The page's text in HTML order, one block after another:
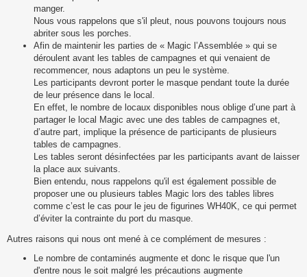
manger.
Nous vous rappelons que s'il pleut, nous pouvons toujours nous
abriter sous les porches.
Afin de maintenir les parties de « Magic l’Assemblée » qui se
déroulent avant les tables de campagnes et qui venaient de
recommencer, nous adaptons un peu le système.
Les participants devront porter le masque pendant toute la durée
de leur présence dans le local.
En effet, le nombre de locaux disponibles nous oblige d’une part à
partager le local Magic avec une des tables de campagnes et,
d’autre part, implique la présence de participants de plusieurs
tables de campagnes.
Les tables seront désinfectées par les participants avant de laisser
la place aux suivants.
Bien entendu, nous rappelons qu'il est également possible de
proposer une ou plusieurs tables Magic lors des tables libres
comme c’est le cas pour le jeu de figurines WH40K, ce qui permet
d’éviter la contrainte du port du masque.
Autres raisons qui nous ont mené à ce complément de mesures :
Le nombre de contaminés augmente et donc le risque que l'un
d'entre nous le soit malgré les précautions augmente